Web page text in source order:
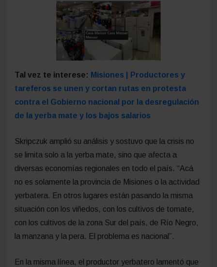
Tal vez te interese: Misiones | Productores y
tareferos se unen y cortan rutas en protesta
contra el Gobierno nacional por la desregulación
de la yerba mate y los bajos salarios
Skripczuk amplió su análisis y sostuvo que la crisis no
se limita solo a la yerba mate, sino que afecta a
diversas economías regionales en todo el país. “Acá
no es solamente la provincia de Misiones o la actividad
yerbatera. En otros lugares están pasando la misma
situación con los viñedos, con los cultivos de tomate,
con los cultivos de la zona Sur del país, de Río Negro,
la manzana y la pera. El problema es nacional”.
En la misma línea, el productor yerbatero lamentó que